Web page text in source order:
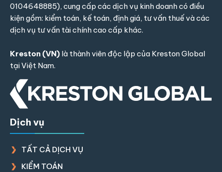
0104648885), cung cấp các dịch vụ kinh doanh có điều
kiện gồm: kiểm toán, kế toán, định giá, tư vấn thuế và các
dịch vụ tư vấn tài chính cao cấp khác.
Kreston (VN) là thành viên độc lập của Kreston Global
tại Việt Nam.
Dịch vụ
TẤT CẢ DỊCH VỤ
KIỂM TOÁN